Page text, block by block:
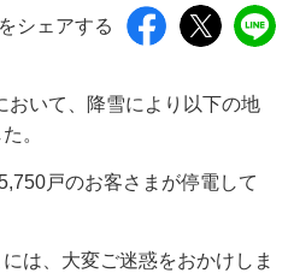
シェアする
おいて、降雪により以下の地
。
戸のお客さまが停電して
は、大変ご迷惑をおかけしま